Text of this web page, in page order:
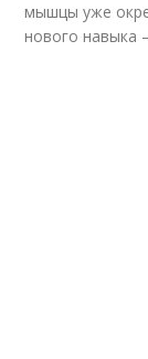
мышцы уже
нового навыка